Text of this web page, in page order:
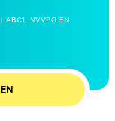
ABC1, NVVPO EN